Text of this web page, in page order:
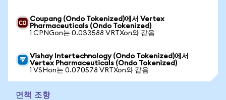
Coupang (Ondo Tokenized)에서 Vertex
Pharmaceuticals (Ondo Tokenized)
1 CPNGon는 0.033588 VRTXon와 같음
Vishay Intertechnology (Ondo Tokenized)에서
Vertex Pharmaceuticals (Ondo Tokenized)
1 VSHon는 0.070578 VRTXon와 같음
면책 조항